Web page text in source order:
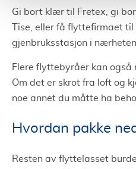
Gi bort klær til Fretex, gi
Tise, eller få flyttefirmaet
gjenbruksstasjon i nærheten.
Flere flyttebyråer kan
Om det er skrot fra loft og
noe annet du måtte ha
Hvordan pakke
Resten av flyttelasset